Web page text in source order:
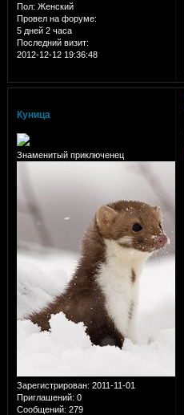
Пол: Женский
Провел на форуме:
5 дней 2 часа
Последний визит:
2012-12-12 19:36:48
Куница
Знаменитый приключенец
Зарегистрирован: 2011-11-01
Приглашений: 0
Сообщений: 279